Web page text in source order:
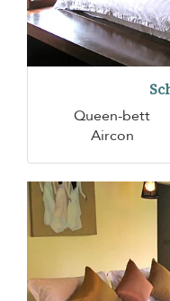
Queen-bett
Aircon